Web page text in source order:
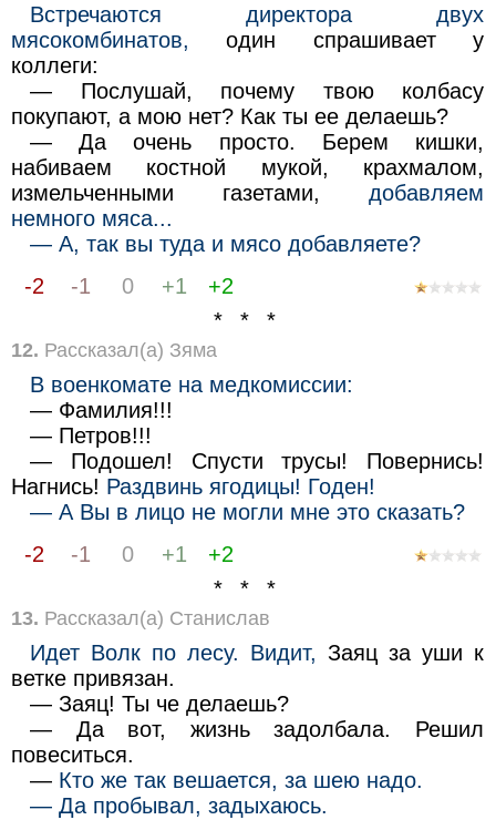
Встречаются директора двух
мясокомбинатов, один спрашивает у
коллеги:
— Послушай, почему твою колбасу
покупают, а мою нет? Как ты ее делаешь?
— Да очень просто. Берем кишки,
набиваем костной мукой, крахмалом,
измельченными газетами,добавляем
немного мяса...
— А, так вы туда и мясо добавляете?
-2
-1 0 +1
+2
* * *
12. Рассказал(а) Зяма
В военкомате на медкомиссии:
— Фамилия!!!
— Петров!!!
— Подошел! Спусти трусы! Повернись!
Нагнись! Раздвинь ягодицы! Годен!
— А Вы в лицо не могли мне это сказать?
-2
-1 0 +1
+2
* * *
13. Рассказал(а) Станислав
Идет Волк по лесу. Видит, Заяц за уши к
ветке привязан.
— Заяц! Ты че делаешь?
— Да вот, жизнь задолбала. Решил
повеситься.
— Кто же так вешается, за шею надо.
— Да пробывал, задыхаюсь.